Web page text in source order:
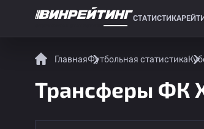
СТАТИСТИКА
ГлавнаяФутбольная статистика
Трансферы ФК